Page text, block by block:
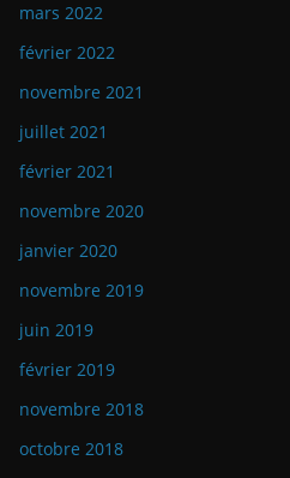
mars 2022
février 2022
novembre 2021
juillet 2021
février 2021
novembre 2020
janvier 2020
novembre 2019
juin 2019
février 2019
novembre 2018
octobre 2018